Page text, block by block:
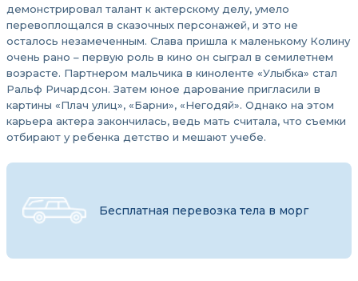
демонстрировал талант к актерскому делу, умело
перевоплощался в сказочных персонажей, и это не
осталось незамеченным. Слава пришла к маленькому Колину
очень рано – первую роль в кино он сыграл в семилетнем
возрасте. Партнером мальчика в киноленте «Улыбка» стал
Ральф Ричардсон. Затем юное дарование пригласили в
картины «Плач улиц», «Барни», «Негодяй». Однако на этом
карьера актера закончилась, ведь мать считала, что съемки
отбирают у ребенка детство и мешают учебе.
Бесплатная перевозка тела в морг